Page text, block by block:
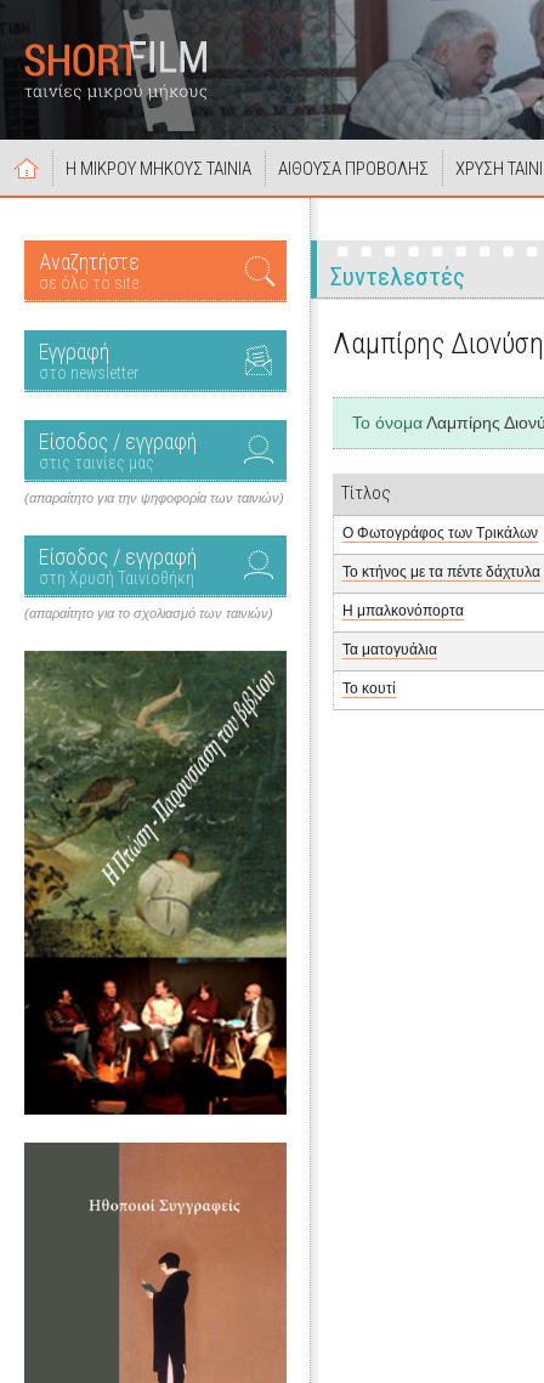
Η ΜΙΚΡΟΥ ΜΗΚΟΥΣ ΤΑΙΝΙΑ ΑΙΘΟΥΣΑ ΠΡΟΒΟΛΗΣ ΧΡΥΣΗ
Αναζητήστε
σε όλο το site
Εγγραφή
στο newsletter
Είσοδος / εγγραφή
στις ταινίες μας
(απαραίτητο για την ψηφοφορία των ταινιών)
Είσοδος / εγγραφή
στη Χρυσή Ταινιοθήκη
(απαραίτητο για το σχολιασμό των ταινιών)
Συντελεστές
Λαμπίρης
Το όνομαΛαμπίρης
Τίτλος
Ο Φωτογράφος των Τρικάλων
Το κτήνος με τα πέντε δάχτυλα
Η μπαλκονόπορτα
Τα ματογυάλια
Το κουτί